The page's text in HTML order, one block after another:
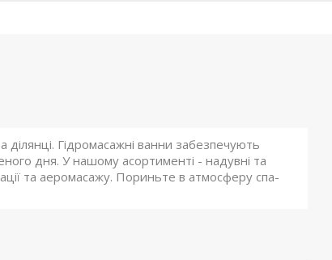
Гідромасажні ванни забезпечують
дня. У нашому асортименті - надувні та
та аеромасажу. Пориньте в атмосферу спа-